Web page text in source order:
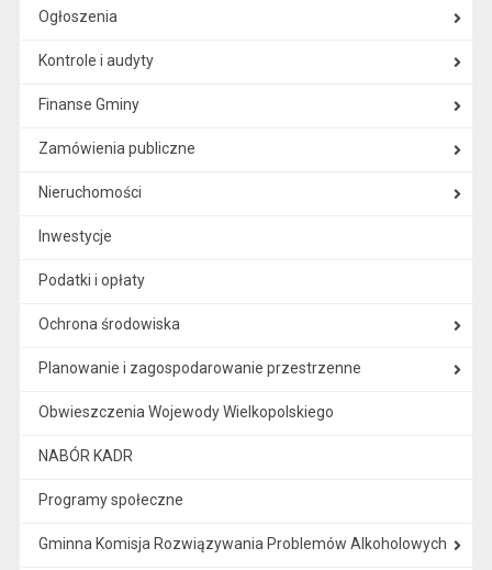
Ogłoszenia
Kontrole i audyty
Finanse Gminy
Zamówienia publiczne
Nieruchomości
Inwestycje
Podatki i opłaty
Ochrona środowiska
Planowanie i zagospodarowanie przestrzenne
Obwieszczenia Wojewody Wielkopolskiego
NABÓR KADR
Programy społeczne
Gminna Komisja Rozwiązywania Problemów Alkoholowych